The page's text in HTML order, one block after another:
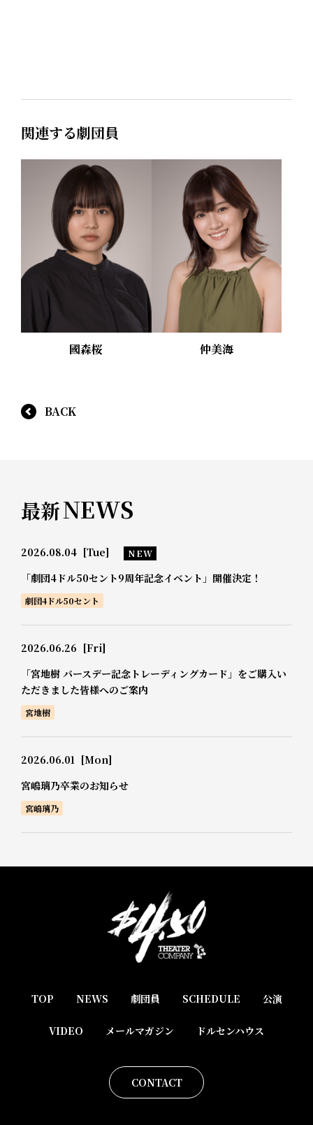
関連する劇団員
國森桜 仲美海
BACK
最新NEWS
2026.08.04 [Tue] NEW
「劇団4ドル50セント9周年記念イベント」開催決定！
劇団4ドル50セント
2026.06.26 [Fri]
「宮地樹 バースデー記念トレーディングカード」をご購入い
ただきました皆様へのご案内
宮地樹
2026.06.01 [Mon]
宮嶋璃乃卒業のお知らせ
宮嶋璃乃
TOP NEWS 劇団員 SCHEDULE 公演
VIDEO メールマガジン ドルセンハウス
CONTACT